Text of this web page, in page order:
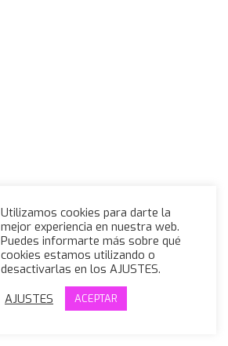
Utilizamos cookies para darte la
mejor experiencia en nuestra web.
Puedes informarte más sobre qué
cookies estamos utilizando o
desactivarlas en los AJUSTES.
AJUSTES
ACEPTAR